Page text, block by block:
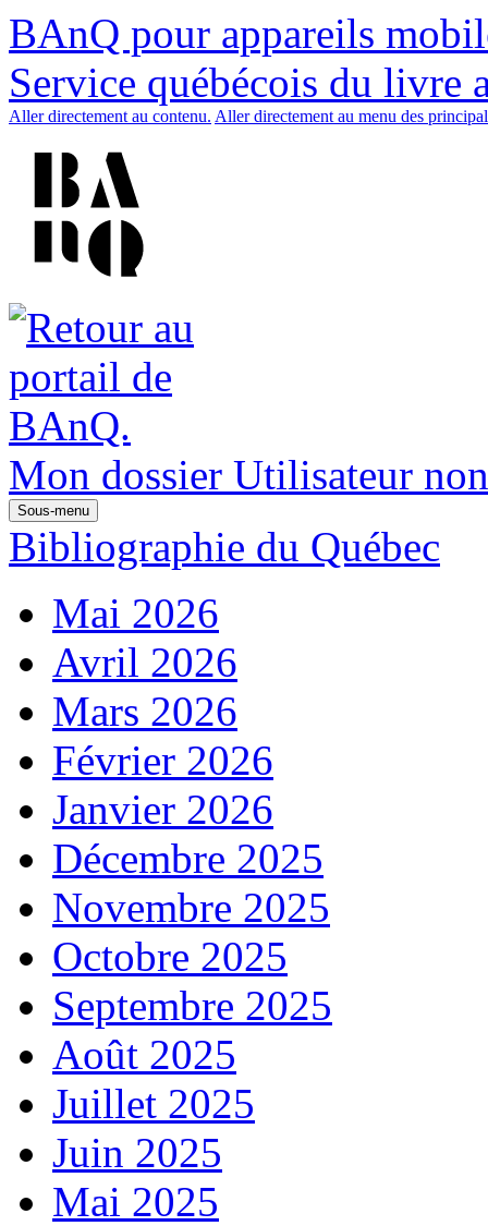
BAnQ pour appareils
Service québécois du livre
Aller directement au contenu. Aller directement au menu des
Mon dossier Utilisateur
Sous-menu
Bibliographie du Québec
Mai 2026
Avril 2026
Mars 2026
Février 2026
Janvier 2026
Décembre 2025
Novembre 2025
Octobre 2025
Septembre 2025
Août 2025
Juillet 2025
Juin 2025
Mai 2025